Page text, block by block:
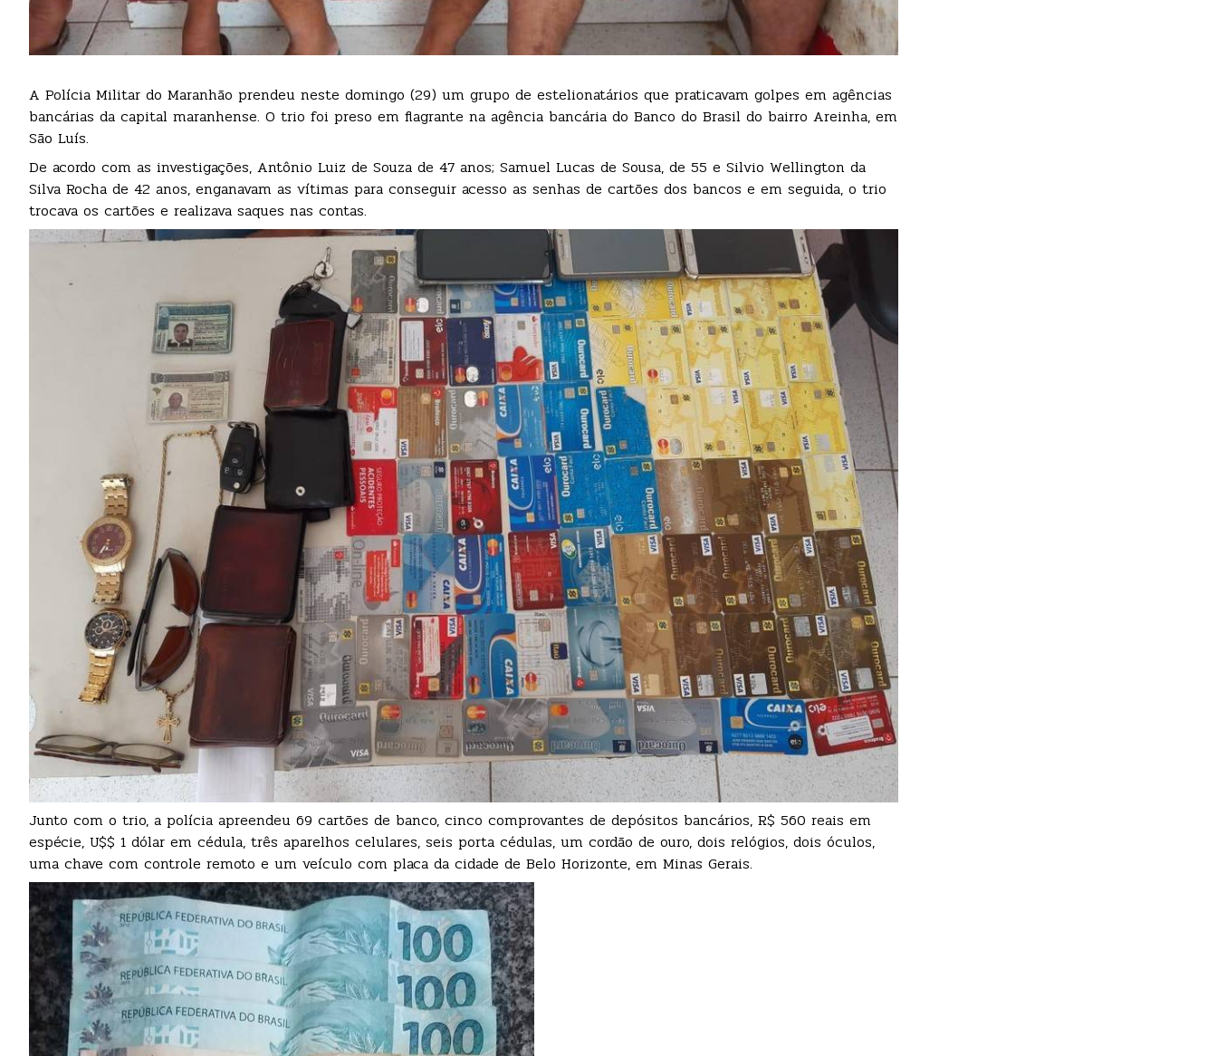
A Polícia Militar do Maranhão prendeu neste domingo (29) um grupo de estelionatários que praticavam golpes em agências
bancárias da capital maranhense. O trio foi preso em flagrante na agência bancária do Banco do Brasil do bairro Areinha, em
São Luís.
De acordo com as investigações, Antônio Luiz de Souza de 47 anos; Samuel Lucas de Sousa, de 55 e Silvio Wellington da
Silva Rocha de 42 anos, enganavam as vítimas para conseguir acesso as senhas de cartões dos bancos e em seguida, o trio
trocava os cartões e realizava saques nas contas.
Junto com o trio, a polícia apreendeu 69 cartões de banco, cinco comprovantes de depósitos bancários, R$ 560 reais em
espécie, U$$ 1 dólar em cédula, três aparelhos celulares, seis porta cédulas, um cordão de ouro, dois relógios, dois óculos,
uma chave com controle remoto e um veículo com placa da cidade de Belo Horizonte, em Minas Gerais.